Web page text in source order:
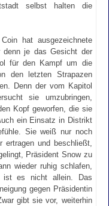
selbst halten die
hat ausgezeichnete
denn je das Gesicht der
für den Kampf um die
den letzten Strapazen
Denn der vom Kapitol
sie umzubringen,
Kopf geworfen, die sie
ein Einsatz in Distrikt
Sie weiß nur noch
ertragen und beschließt,
Präsident Snow zu
wieder ruhig schlafen,
es nicht allein. Das
gegen Präsidentin
gibt sie vor, weiterhin